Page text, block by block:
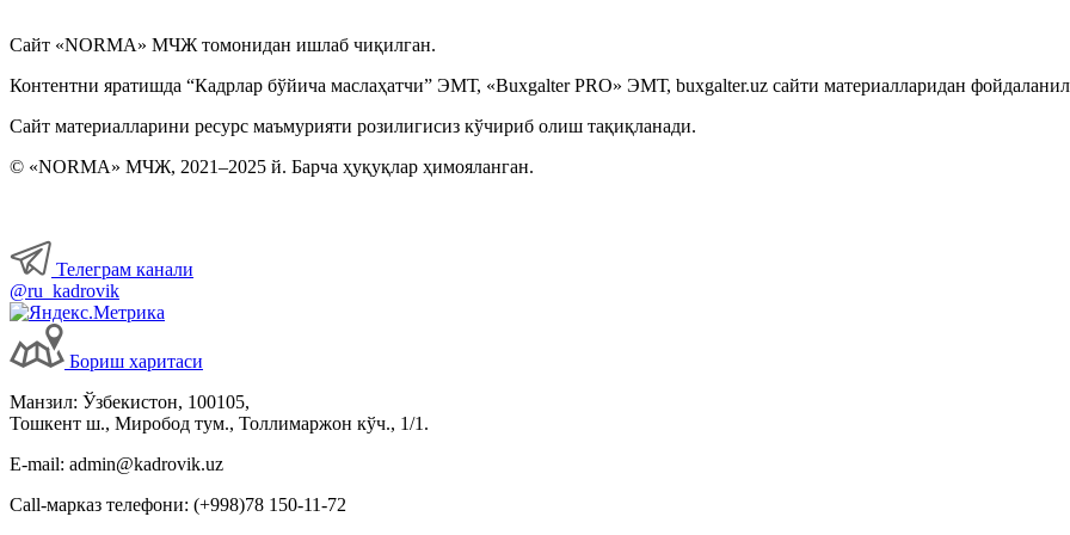
Сайт «NORMA» МЧЖ томонидан ишлаб чиқилган.
Контентни яратишда “Кадрлар бўйича маслаҳатчи” ЭМТ, «Buxgalter PRO» ЭМТ, buxgalter.uz сайти материалларидан
Сайт материалларини ресурс маъмурияти розилигисиз кўчириб олиш тақиқланади.
© «NORMA» МЧЖ, 2021–2025 й. Барча ҳуқуқлар ҳимояланган.
Телеграм канали
@ru_kadrovik
Бориш харитаси
Манзил: Ўзбекистон, 100105,
Тошкент ш., Миробод тум., Толлимаржон кўч., 1/1.
E-mail: admin@kadrovik.uz
Call-марказ телефони: (+998)78 150-11-72